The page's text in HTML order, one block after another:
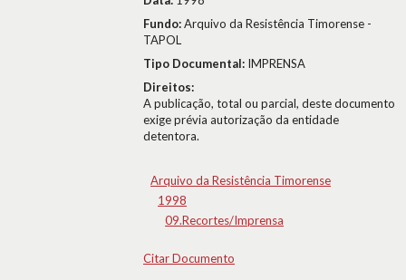
Fundo:Arquivo da Resistência Timorense -
TAPOL
Tipo Documental: IMPRENSA
Direitos:
A publicação, total ou parcial, deste documento
exige prévia autorização da entidade
detentora.
Arquivo da Resistência Timorense
1998
09.Recortes/Imprensa
Citar Documento